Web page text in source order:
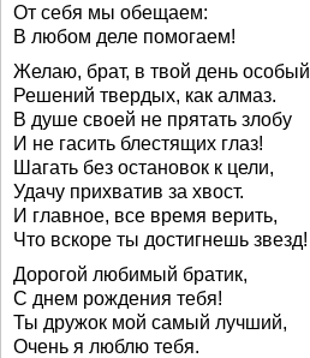
От себя мы обещаем:
В любом деле помогаем!
Желаю, брат, в твой день особый
Решений твердых, как алмаз.
В душе своей не прятать злобу
И не гасить блестящих глаз!
Шагать без остановок к цели,
Удачу прихватив за хвост.
И главное, все время верить,
Что вскоре ты достигнешь звезд!
Дорогой любимый братик,
С днем рождения тебя!
Ты дружок мой самый лучший,
Очень я люблю тебя.